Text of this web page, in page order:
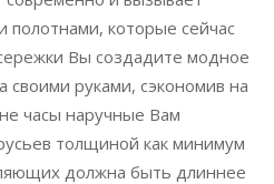
которые сейчас
Вы создадите модное
руками, сэкономив на
часы наручные Вам
толщиной как минимум
должна быть длиннее